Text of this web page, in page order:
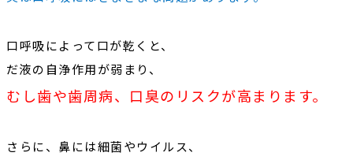
口呼吸によって口が乾くと、
だ液の自浄作用が弱まり、
むし歯や歯周病、口臭のリスクが高まります。
さらに、鼻には細菌やウイルス、